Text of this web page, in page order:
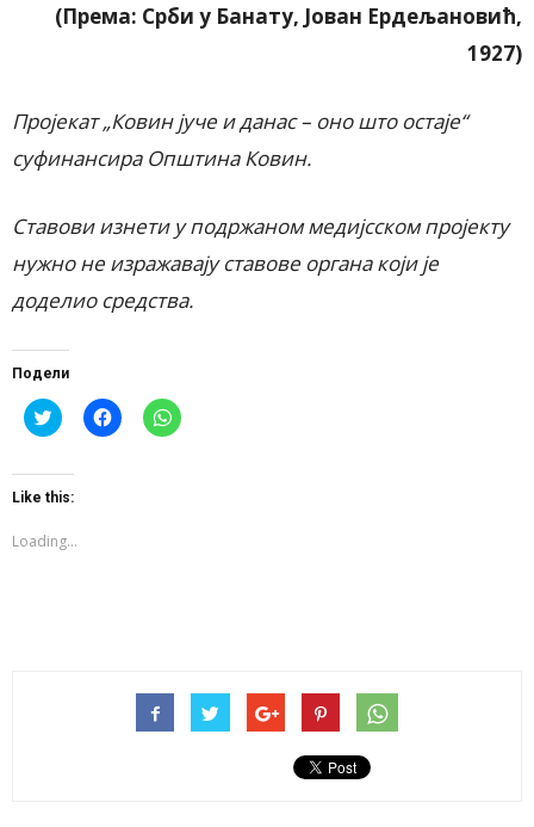
(Према: Срби у Банату, Јован Ердељановић,
1927)
Пројекат „Ковин јуче и данас – оно што остаје“
суфинансира Општина Ковин.
Ставови изнети у подржаном медијсском пројекту
нужно не изражавају ставове органа који је
доделио средства.
Подели
Click
to
Twitter
(Opens
in
window)
Click
to
Click
to
Like this:
Loading...